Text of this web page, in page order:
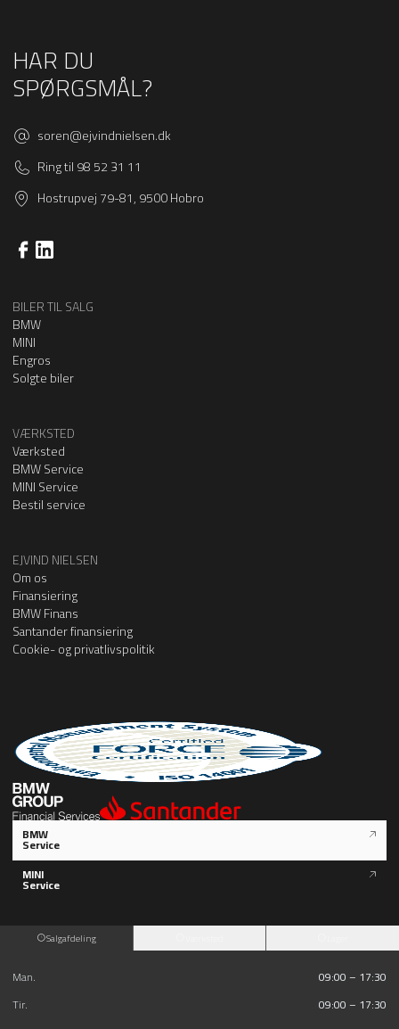
HAR DU
SPØRGSMÅL?
soren@ejvindnielsen.dk
Ring til 98 52 31 11
Hostrupvej 79-81, 9500 Hobro
BILER TIL SALG
BMW
MINI
Engros
Solgte biler
VÆRKSTED
Værksted
BMW Service
MINI Service
Bestil service
EJVIND NIELSEN
Om os
Finansiering
BMW Finans
Santander finansiering
Cookie- og privatlivspolitik
BMW
Service
MINI
Service
Salgafdeling
Man.
09:00 – 17:30
Tir.
09:00 – 17:30